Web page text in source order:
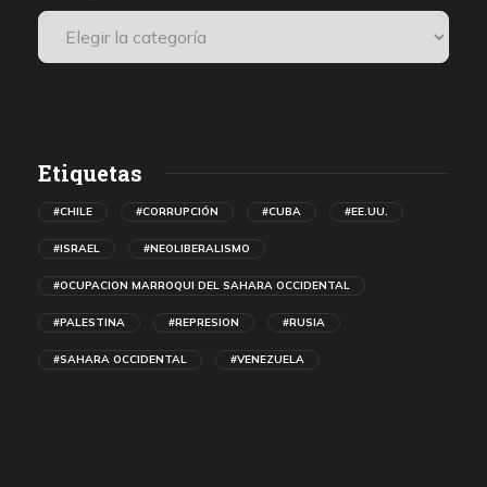
Etiquetas
#CHILE #CORRUPCIÓN #CUBA #EE.UU.
#ISRAEL #NEOLIBERALISMO
#OCUPACION MARROQUI DEL SAHARA OCCIDENTAL
#PALESTINA #REPRESION #RUSIA
#SAHARA OCCIDENTAL #VENEZUELA